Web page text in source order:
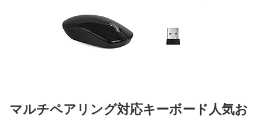
マルチペアリング対応キーボード人気お